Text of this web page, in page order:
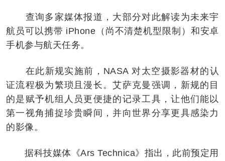
查询多家媒体报道，大部分对此解读为未来宇
航员可以携带 iPhone（尚不清楚机型限制）和安卓
手机参与航天任务。
在此新规实施前，NASA 对太空摄影器材的认
证流程极为繁琐且漫长。艾萨克曼强调，新规的目
的是赋予机组人员更便捷的记录工具，让他们能以
第一视角捕捉珍贵瞬间，并向世界分享更具感染力
的影像。
据科技媒体《Ars Technica》指出，此前预定用